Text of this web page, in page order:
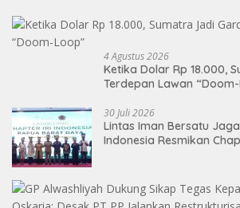
4 Agustus 2026
Ketika Dolar Rp 18.000,
Terdepan Lawan
30 Juli 2026
Lintas Iman Bersatu
Indonesia Resmikan